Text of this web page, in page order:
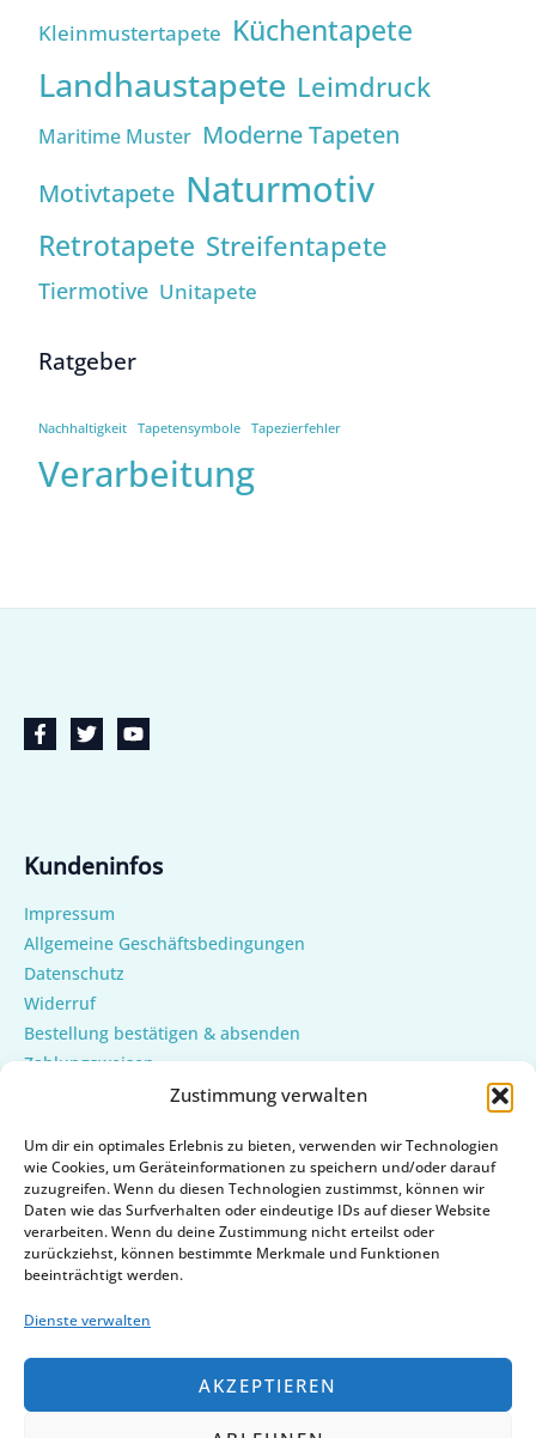
Zustimmung verwalten
Um dir ein optimales Erlebnis zu bieten, verwenden wir Technologien
wie Cookies, um Geräteinformationen zu speichern und/oder darauf
zuzugreifen. Wenn du diesen Technologien zustimmst, können wir
Daten wie das Surfverhalten oder eindeutige IDs auf dieser Website
verarbeiten. Wenn du deine Zustimmung nicht erteilst oder
zurückziehst, können bestimmte Merkmale und Funktionen
beeinträchtigt werden.
Dienste verwalten
AKZEPTIEREN
Kleinmustertapete Küchentapete
Landhaustapete Leimdruck
Maritime Muster Moderne Tapeten
Motivtapete Naturmotiv
Retrotapete Streifentapete
Tiermotive Unitapete
Ratgeber
Nachhaltigkeit Tapetensymbole Tapezierfehler
Verarbeitung
Kundeninfos
Impressum
Allgemeine Geschäftsbedingungen
Datenschutz
Widerruf
Bestellung bestätigen & absenden
Zahlungsweisen
Versand & Lieferung
Cookie-Richtlinie (EU)